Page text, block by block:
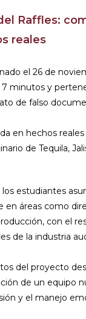
Raffles:
reales
el 26 de
minutos y
de falso
en hechos
de Tequila,
estudiantes
en áreas como
con el
de la industria
del proyecto
de un equipo
y el manejo